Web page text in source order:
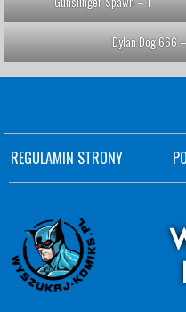
Dylan Dog 666
REGULAMIN STRONY